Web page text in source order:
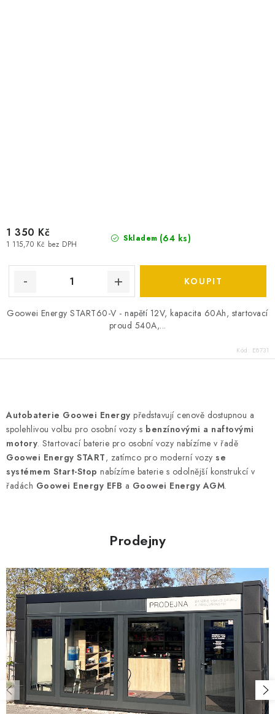
Skladem (64 ks)
1 115,70 Kč bez DPH
1 350 Kč
Goowei Energy START60-V - napětí 12V, kapacita 60Ah, startovací
proud 540A,...
Kód: E8731
v
l
á
d
a
c
k
y
v
ý
p
i
s
u
Autobaterie Goowei Energy představují cenově dostupnou a
spolehlivou volbu pro osobní vozy s benzínovými a naftovými
motory. Startovací baterie pro osobní vozy nabízíme v řadě
Goowei Energy START, zatímco pro moderní vozy se
systémem Start-Stop nabízíme baterie s odolnější konstrukcí v
řadách Goowei Energy EFB a Goowei Energy AGM.
Prodejny